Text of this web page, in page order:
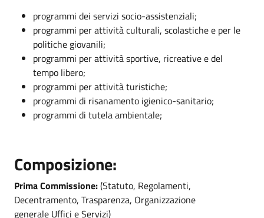
programmi dei servizi socio-assistenziali;
programmi per attività culturali, scolastiche e per le
politiche giovanili;
programmi per attività sportive, ricreative e del
tempo libero;
programmi per attività turistiche;
programmi di risanamento igienico-sanitario;
programmi di tutela ambientale;
Composizione:
Prima Commissione:(Statuto, Regolamenti,
Decentramento, Trasparenza, Organizzazione
generale Uffici e Servizi)